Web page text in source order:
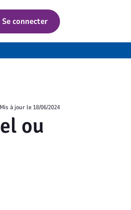
Se connecter
ou
Mis à jour le18/06/2024